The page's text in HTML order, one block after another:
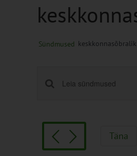
Sündmused keskkonnasõbralik
Sündmused
Views
Navigation
Enter
for
Sündmused
by
Täna